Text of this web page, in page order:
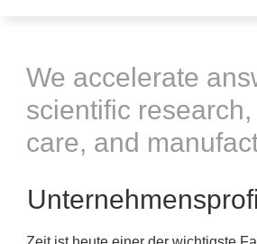
We accelerate
scientific
care, and